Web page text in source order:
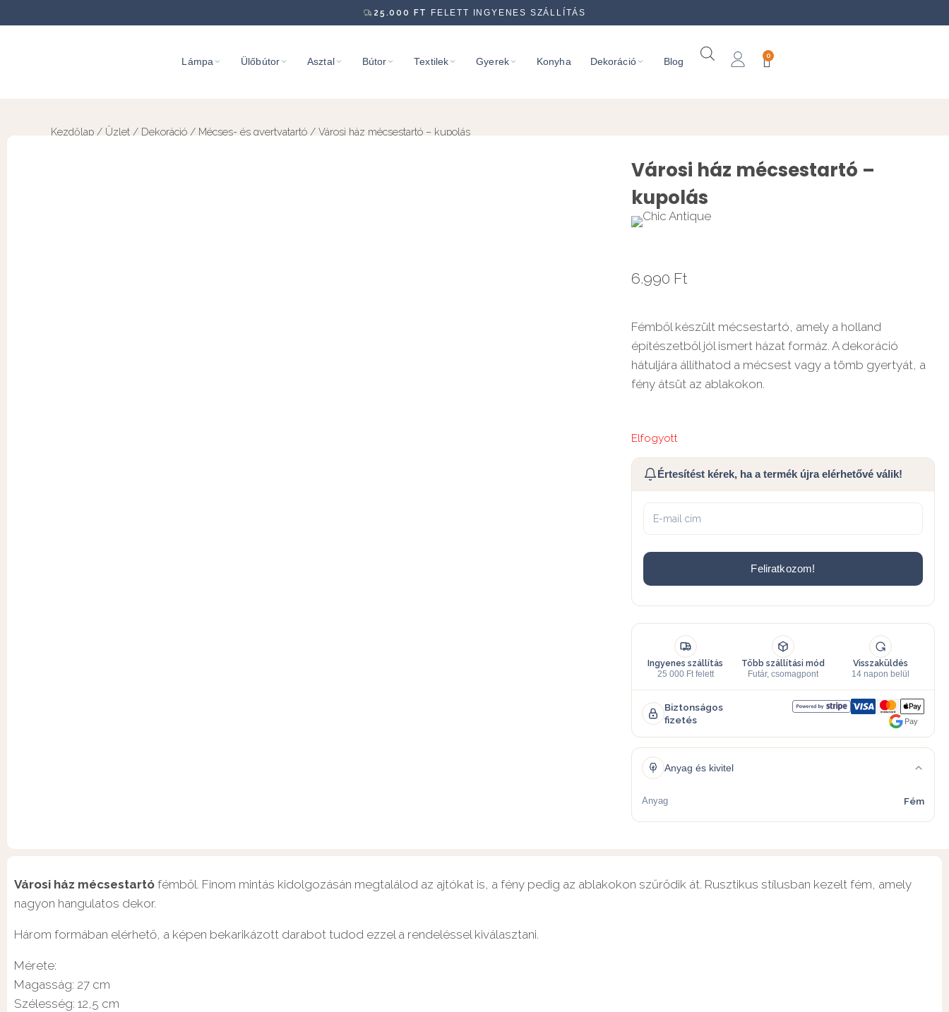
25.000 FT FELETT INGYENES SZÁLLÍTÁS
Lámpa Ülőbútor Asztal Bútor Textilek Gyerek Konyha Dekoráció Blog
0
Kezdőlap / Üzlet / Dekoráció / Mécses- és gyertyatartó / Városi ház mécsestartó – kupolás
Városi ház mécsestartó –
kupolás
6.990 Ft
Fémből készült mécsestartó, amely a holland
építészetből jól ismert házat formáz. A dekoráció
hátuljára állíthatod a mécsest vagy a tömb gyertyát, a
fény átsüt az ablakokon.
Elfogyott
Értesítést kérek, ha a termék újra elérhetővé válik!
Feliratkozom!
Ingyenes szállítás
25 000 Ft felett
Több szállítási mód
Futár, csomagpont
Visszaküldés
14 napon belül
Biztonságos
fizetés
Pay
Anyag és kivitel
Anyag Fém
Városi ház mécsestartó fémből. Finom mintás kidolgozásán megtalálod az ajtókat is, a fény pedig az ablakokon szűrődik át. Rusztikus stílusban kezelt fém, amely
nagyon hangulatos dekor.
Három formában elérhető, a képen bekarikázott darabot tudod ezzel a rendeléssel kiválasztani.
Mérete:
Magasság: 27 cm
Szélesség: 12,5 cm